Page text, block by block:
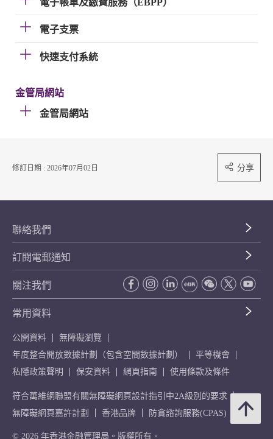
電子帳單及繳費服務（EBPP）
電子支票
快速支付系統
金管局網站
金管局網站
修訂日期 : 2026年07月02日 分享
聯絡我們
訂閱電郵通知
關注我們
常用資料
公開資料
無障礙瀏覽
年度整合開放數據計劃（包含空間數據計劃）
平等機會
私隱政策聲明
保安資料 網頁指南 使用條款及條件
符合萬維網聯盟有關無障礙網頁設計指引中2A級別的要求
無障礙網頁嘉許計劃
香港品牌 防貪諮詢服務(CPAS)
© 2026 年香港金融管理局。版權所有。